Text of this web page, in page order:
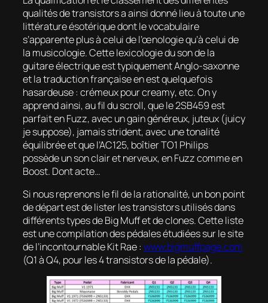
qualités de transistors a ainsi donné lieu à toute une
littérature ésotérique dont le vocabulaire
s’apparente plus à celui de l’œnologie qu’à celui de
la musicologie. Cette lexicologie du son de la
guitare électrique est typiquement Anglo-saxonne
et la traduction française en est quelquefois
hasardeuse : crémeux pourcreamy, etc. On y
apprend ainsi, au fil du scroll, que le 2SB459 est
parfait en Fuzz, avec un gain généreux, juteux (juicy
je suppose), jamais strident, avec une tonalité
équilibrée et que l’AC125, boîtier TO1 Philips
possède un son clair et nerveux, en Fuzz comme en
Boost. Dont acte…
Si nous reprenons le fil de la rationalité, un bon point
de départ est de lister les transistors utilisés dans
différents types de Big Muff et de clones. Cette liste
est une compilation des pédales étudiées sur le site
de l’incontournable Kit Rae : www.bigmuffpage.com
(Q1 à Q4, pour les 4 transistors de la pédale).